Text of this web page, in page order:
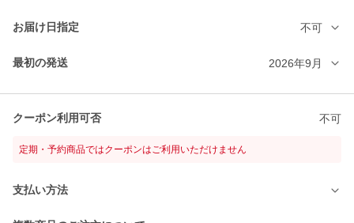
お届け日指定 不可
最初の発送 2026年9月
クーポン利用可否 不可
定期・予約商品ではクーポンはご利用いただけません
支払い方法